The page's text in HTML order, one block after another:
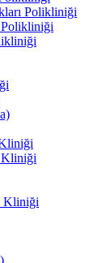
Polikliniği
Polikliniği
Kliniği
Kliniği